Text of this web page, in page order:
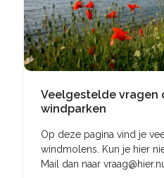
Veelgestelde vragen
windparken
Op deze pagina vind je
windmolens. Kun je hier
Mail dan naar vraag@hier.nu